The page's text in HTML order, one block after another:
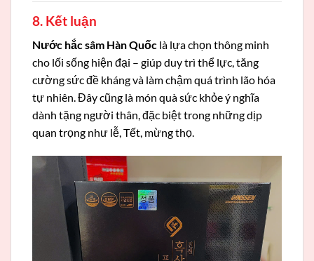
8. Kết luận
Nước hắc sâm Hàn Quốc là lựa chọn thông minh
cho lối sống hiện đại – giúp duy trì thể lực, tăng
cường sức đề kháng và làm chậm quá trình lão hóa
tự nhiên. Đây cũng là món quà sức khỏe ý nghĩa
dành tặng người thân, đặc biệt trong những dịp
quan trọng như lễ, Tết, mừng thọ.